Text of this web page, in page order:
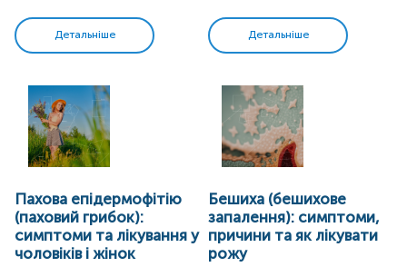
Детальніше Детальніше
Пахова епідермофітію
(паховий грибок):
симптоми та лікування у
чоловіків і жінок
Бешиха (бешихове
запалення): симптоми,
причини та як лікувати
рожу